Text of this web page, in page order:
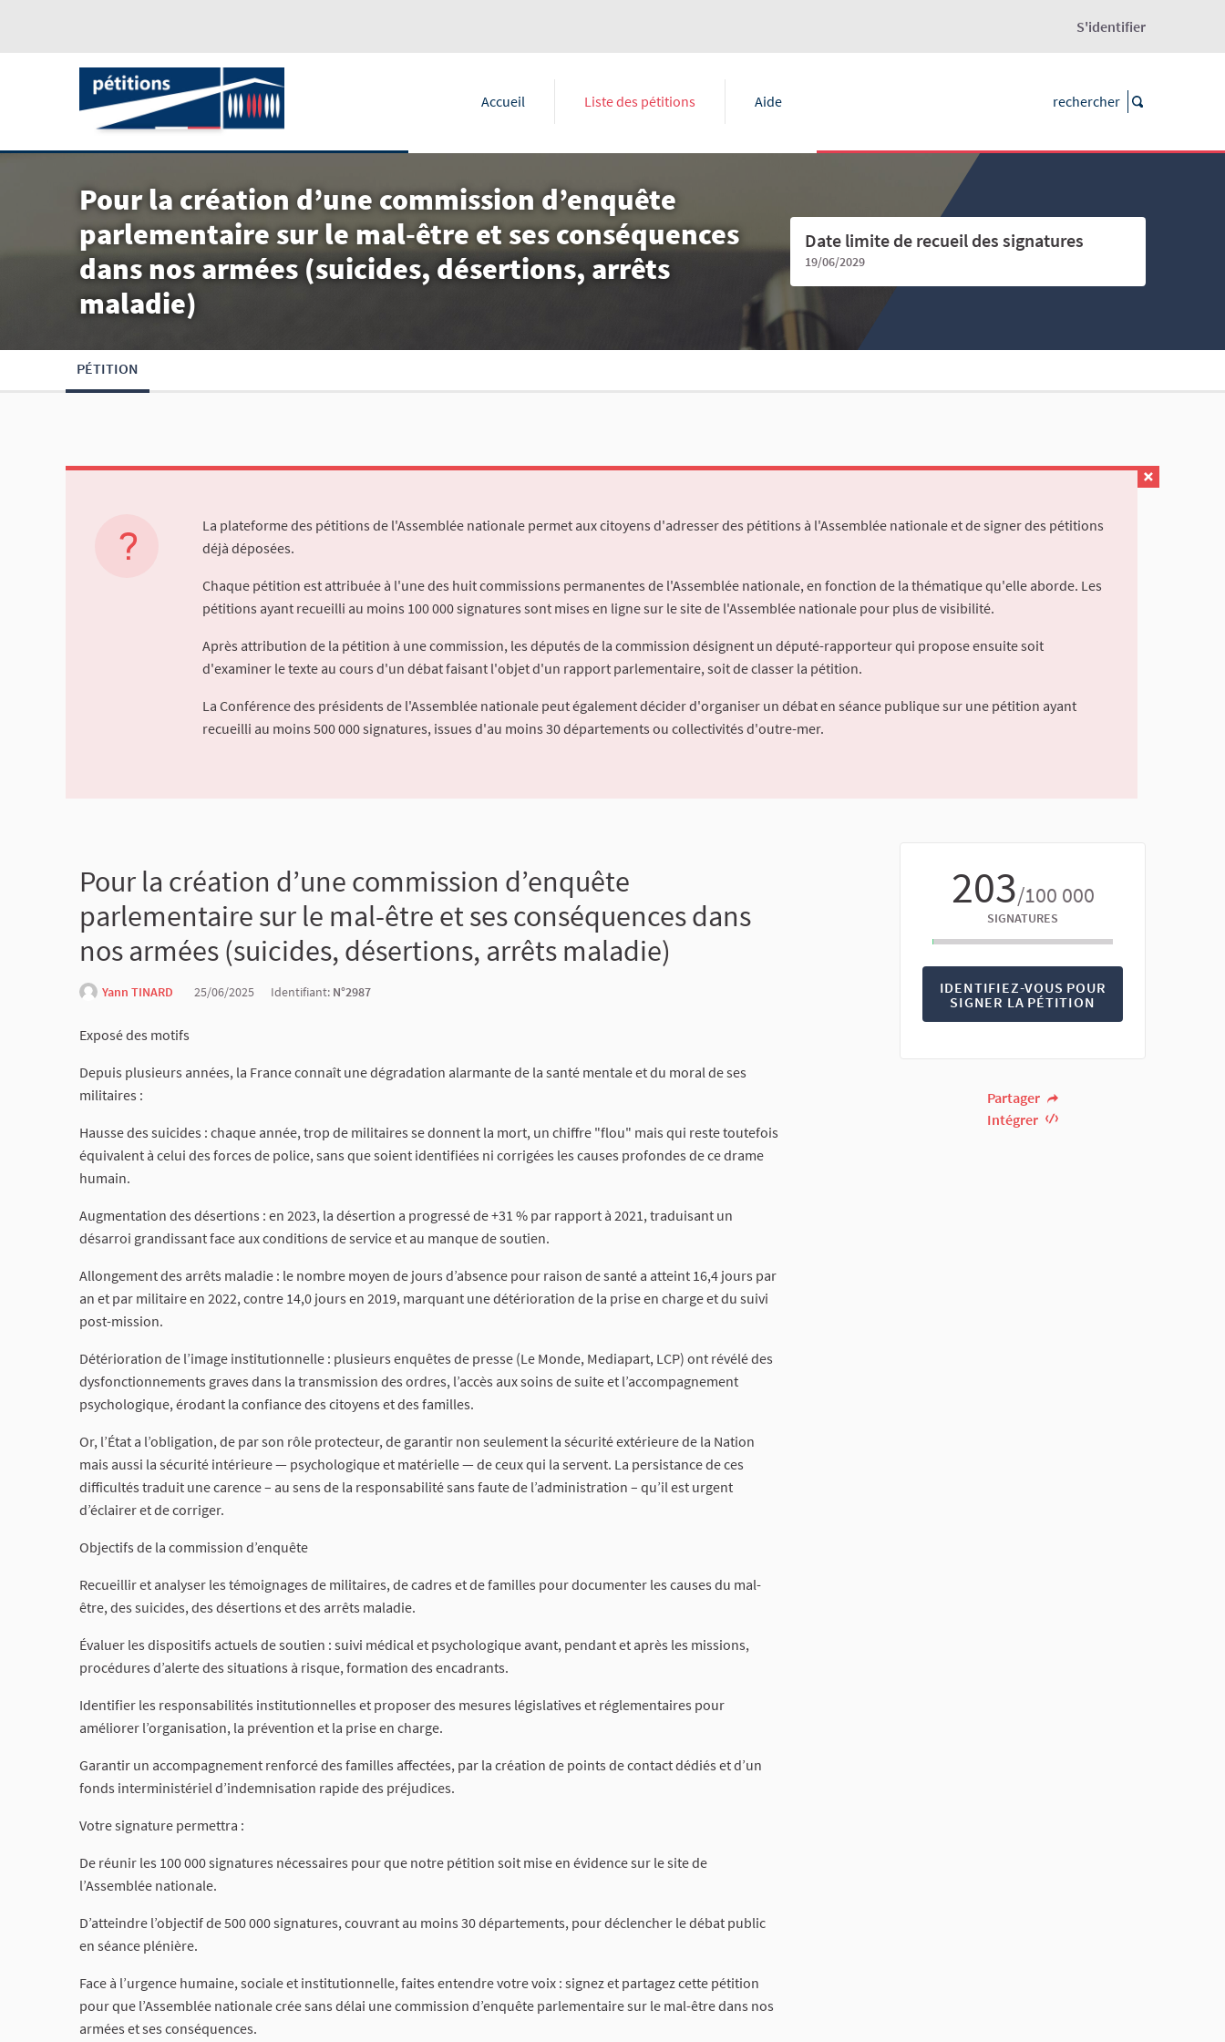
S'identifier
Accueil Liste des pétitions Aide
Pour la création d’une commission d’enquête
parlementaire sur le mal-être et ses conséquences
dans nos armées (suicides, désertions, arrêts
maladie)
Date limite de recueil des signatures
19/06/2029
PÉTITION
La plateforme des pétitions de l'Assemblée nationale permet aux citoyens d'adresser des pétitions à l'Assemblée nationale et de signer des pétitions
déjà déposées.
Chaque pétition est attribuée à l'une des huit commissions permanentes de l'Assemblée nationale, en fonction de la thématique qu'elle aborde. Les
pétitions ayant recueilli au moins 100 000 signatures sont mises en ligne sur le site de l'Assemblée nationale pour plus de visibilité.
Après attribution de la pétition à une commission, les députés de la commission désignent un député-rapporteur qui propose ensuite soit
d'examiner le texte au cours d'un débat faisant l'objet d'un rapport parlementaire, soit de classer la pétition.
La Conférence des présidents de l'Assemblée nationale peut également décider d'organiser un débat en séance publique sur une pétition ayant
recueilli au moins 500 000 signatures, issues d'au moins 30 départements ou collectivités d'outre-mer.
203/100 000
SIGNATURES
IDENTIFIEZ-VOUS POUR
SIGNER LA PÉTITION
Partager
Intégrer
Pour la création d’une commission d’enquête
parlementaire sur le mal-être et ses conséquences dans
nos armées (suicides, désertions, arrêts maladie)
Yann TINARD 25/06/2025 Identifiant: N°2987
Exposé des motifs
Depuis plusieurs années, la France connaît une dégradation alarmante de la santé mentale et du moral de ses
militaires :
Hausse des suicides : chaque année, trop de militaires se donnent la mort, un chiffre "flou" mais qui reste toutefois
équivalent à celui des forces de police, sans que soient identifiées ni corrigées les causes profondes de ce drame
humain.
Augmentation des désertions : en 2023, la désertion a progressé de +31 % par rapport à 2021, traduisant un
désarroi grandissant face aux conditions de service et au manque de soutien.
Allongement des arrêts maladie : le nombre moyen de jours d’absence pour raison de santé a atteint 16,4 jours par
an et par militaire en 2022, contre 14,0 jours en 2019, marquant une détérioration de la prise en charge et du suivi
post-mission.
Détérioration de l’image institutionnelle : plusieurs enquêtes de presse (Le Monde, Mediapart, LCP) ont révélé des
dysfonctionnements graves dans la transmission des ordres, l’accès aux soins de suite et l’accompagnement
psychologique, érodant la confiance des citoyens et des familles.
Or, l’État a l’obligation, de par son rôle protecteur, de garantir non seulement la sécurité extérieure de la Nation
mais aussi la sécurité intérieure — psychologique et matérielle — de ceux qui la servent. La persistance de ces
difficultés traduit une carence – au sens de la responsabilité sans faute de l’administration – qu’il est urgent
d’éclairer et de corriger.
Objectifs de la commission d’enquête
Recueillir et analyser les témoignages de militaires, de cadres et de familles pour documenter les causes du mal-
être, des suicides, des désertions et des arrêts maladie.
Évaluer les dispositifs actuels de soutien : suivi médical et psychologique avant, pendant et après les missions,
procédures d’alerte des situations à risque, formation des encadrants.
Identifier les responsabilités institu­tionnelles et proposer des mesures législatives et réglementaires pour
améliorer l’organisation, la prévention et la prise en charge.
Garantir un accompagnement renforcé des familles affectées, par la création de points de contact dédiés et d’un
fonds interministériel d’indemnisation rapide des préjudices.
Votre signature permettra :
De réunir les 100 000 signatures nécessaires pour que notre pétition soit mise en évidence sur le site de
l’Assemblée nationale.
D’atteindre l’objectif de 500 000 signatures, couvrant au moins 30 départements, pour déclencher le débat public
en séance plénière.
Face à l’urgence humaine, sociale et institutionnelle, faites entendre votre voix : signez et partagez cette pétition
pour que l’Assemblée nationale crée sans délai une commission d’enquête parlementaire sur le mal-être dans nos
armées et ses conséquences.